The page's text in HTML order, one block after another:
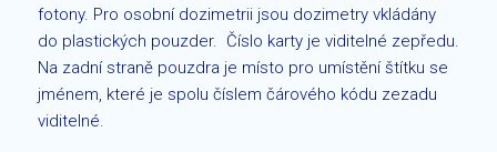
fotony. Pro osobní dozimetrii jsou dozimetry vkládány
do plastických pouzder. Číslo karty je viditelné zepředu.
Na zadní straně pouzdra je místo pro umístění štítku se
jménem, které je spolu číslem čárového kódu zezadu
viditelné.